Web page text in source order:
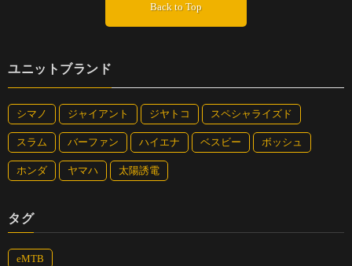
スト時の軽やかな走りはもちろん、アシストオフの時も気持ちよ
く走れる万能eバイク。フェンダーの取り付けはライダーのライ
フスタイルに合わせて調整可能。
Back to Top
ユニットブランド
シマノ ジャイアント ジヤトコ スペシャライズド
スラム バーファン ハイエナ ベスビー ボッシュ
ホンダ ヤマハ 太陽誘電
タグ
eMTB